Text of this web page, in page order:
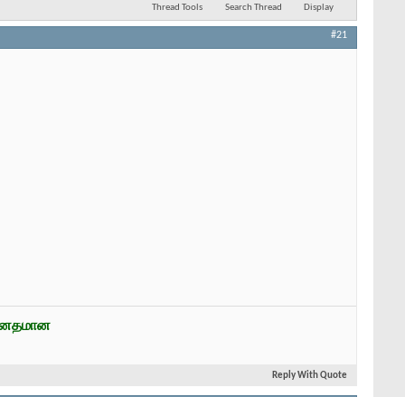
Thread Tools Search Thread Display
#21
Reply With Quote